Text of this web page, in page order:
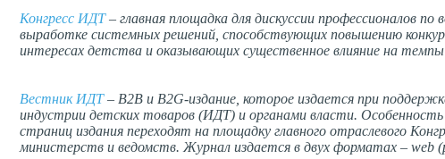
Конгресс ИДТ– главная площадка для дискуссии профессионалов
выработке системных решений, способствующих повышению
интересах детства и оказывающих существенное влияние на темпы
Вестник ИДТ– B2B и B2G-издание, которое издается при
индустрии детских товаров (ИДТ) и органами власти.
страниц издания переходят на площадку главного отраслевого
министерств и ведомств. Журнал издается в двух форматах – web